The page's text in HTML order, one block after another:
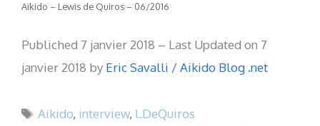
Aikido – Lewis de Quiros – 06/2016
Publiched 7 janvier 2018 – Last Updated on 7
janvier 2018 by Eric Savalli / Aikido Blog .net
Étiquettes
Aikido, interview, l.DeQuiros